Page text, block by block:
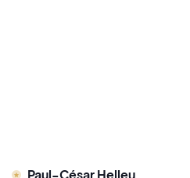
Paul-César Helleu